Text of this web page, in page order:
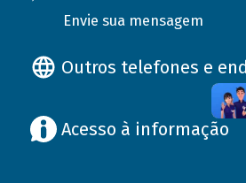
Envie sua mensagem
Outros telefones e
Acesso à informação